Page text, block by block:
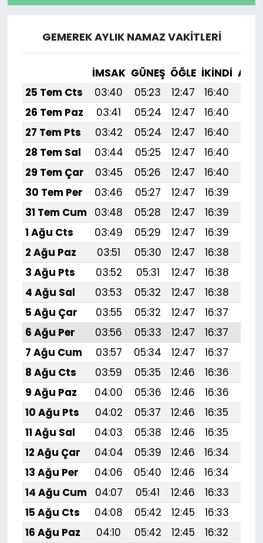
GEMEREK AYLIK NAMAZ VAKITLERI
İMSAK GÜNEŞ ÖĞLE İKINDI
25 Tem Cts
03:40 05:23 12:47 16:40
26 Tem Paz
03:41 05:24 12:47 16:40
27 Tem Pts
03:42 05:24 12:47 16:40
28 Tem Sal
03:44 05:25 12:47 16:40
29 Tem Çar
03:45 05:26 12:47 16:40
30 Tem Per
03:46 05:27 12:47 16:39
31 Tem Cum
03:48 05:28 12:47 16:39
1 Ağu Cts
03:49 05:29 12:47 16:39
2 Ağu Paz
03:51 05:30 12:47 16:38
3 Ağu Pts
03:52 05:31 12:47 16:38
4 Ağu Sal
03:53 05:32 12:47 16:38
5 Ağu Çar
03:55 05:32 12:47 16:37
6 Ağu Per
03:56 05:33 12:47 16:37
7 Ağu Cum
03:57 05:34 12:47 16:37
8 Ağu Cts
03:59 05:35 12:46 16:36
9 Ağu Paz
04:00 05:36 12:46 16:36
10 Ağu Pts
04:02 05:37 12:46 16:35
11 Ağu Sal
04:03 05:38 12:46 16:35
12 Ağu Çar
04:04 05:39 12:46 16:34
13 Ağu Per
04:06 05:40 12:46 16:34
14 Ağu Cum
04:07 05:41 12:46 16:33
15 Ağu Cts
04:08 05:42 12:45 16:33
16 Ağu Paz
04:10 05:42 12:45 16:32